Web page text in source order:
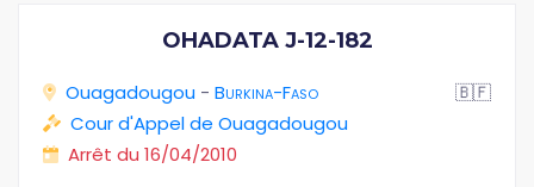
OHADATA J-12-182
Ouagadougou - Burkina-Faso
🇧🇫
Cour d'Appel de Ouagadougou
Arrêt du 16/04/2010